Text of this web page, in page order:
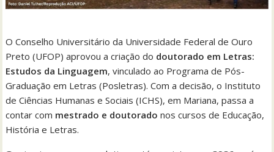
O Conselho Universitário da Universidade Federal de Ouro
Preto (UFOP) aprovou a criação do doutorado em Letras:
Estudos da Linguagem, vinculado ao Programa de Pós-
Graduação em Letras (Posletras). Com a decisão, o Instituto
de Ciências Humanas e Sociais (ICHS), em Mariana, passa a
contar com mestrado e doutorado nos cursos de Educação,
História e Letras.